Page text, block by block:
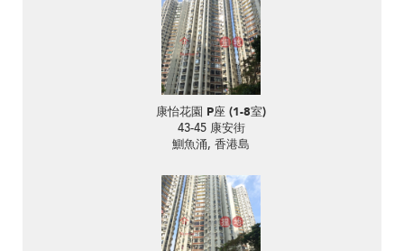
康怡花園 P座 (1-8室)
43-45 康安街
鰂魚涌, 香港島